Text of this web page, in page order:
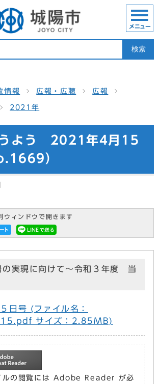
検索
メニュー
情報 広報・広聴 広報
2021年
うよう 2021年4月15
）
ウィンドウで開きます
の実現に向けて～令和３年度 当
日号 (ファイル名：
サイズ：2.85MB)
ルの閲覧には Adobe Reader が必